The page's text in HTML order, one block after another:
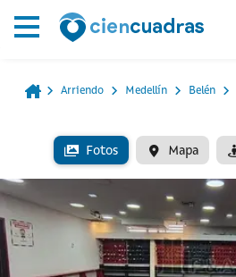
Arriendo Medellín Belén
Fotos Mapa